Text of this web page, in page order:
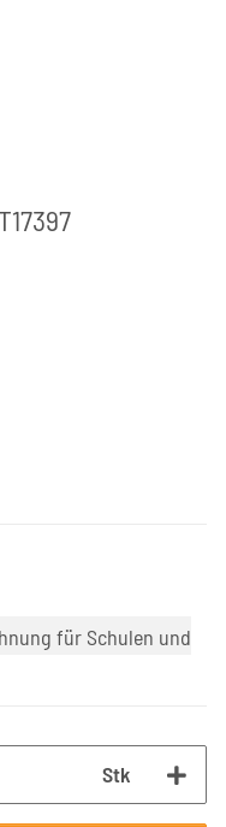
für Schulen und
Stk